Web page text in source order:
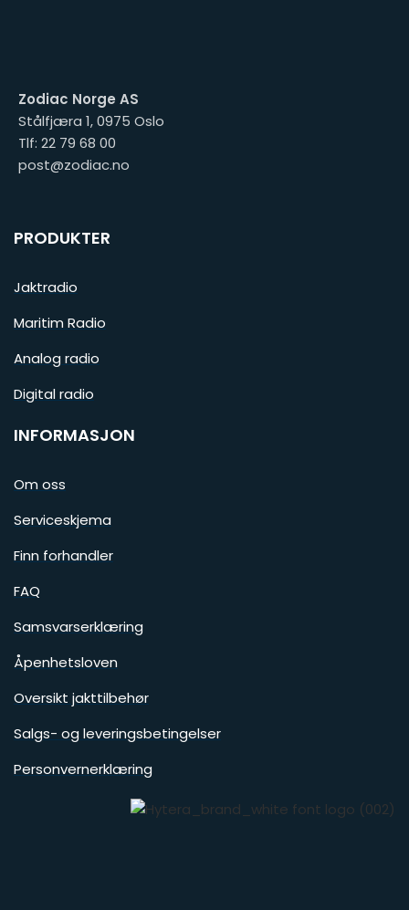
Zodiac Norge AS
Stålfjæra 1, 0975 Oslo
Tlf: 22 79 68 00
post@zodiac.no
PRODUKTER
Jaktradio
Maritim Radio
Analog radio
Digital radio
INFORMASJON
Om oss
Serviceskjema
Finn forhandler
FAQ
Samsvarserklæring
Åpenhetsloven
Oversikt jakttilbehør
Salgs- og leveringsbetingelser
Personvernerklæring